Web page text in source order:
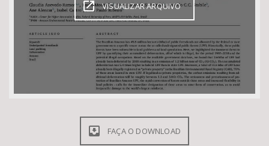
Área Protegida
BUSCAR
VISUALIZAR ARQUIVO
FAÇA O DOWNLOAD